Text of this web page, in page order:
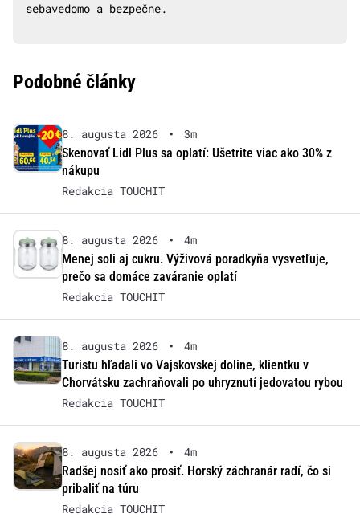
sebavedomo a bezpečne.
Podobné články
8. augusta 2026 •
3m
Skenovať Lidl Plus sa oplatí: Ušetrite viac ako 30% z
nákupu
Redakcia TOUCHIT
8. augusta 2026 •
4m
Menej soli aj cukru. Výživová poradkyňa vysvetľuje,
prečo sa domáce zaváranie oplatí
Redakcia TOUCHIT
8. augusta 2026 •
4m
Turistu hľadali vo Vajskovskej doline, klientku v
Chorvátsku zachraňovali po uhryznutí jedovatou rybou
Redakcia TOUCHIT
8. augusta 2026 •
4m
Radšej nosiť ako prosiť. Horský záchranár radí, čo si
pribaliť na túru
Redakcia TOUCHIT